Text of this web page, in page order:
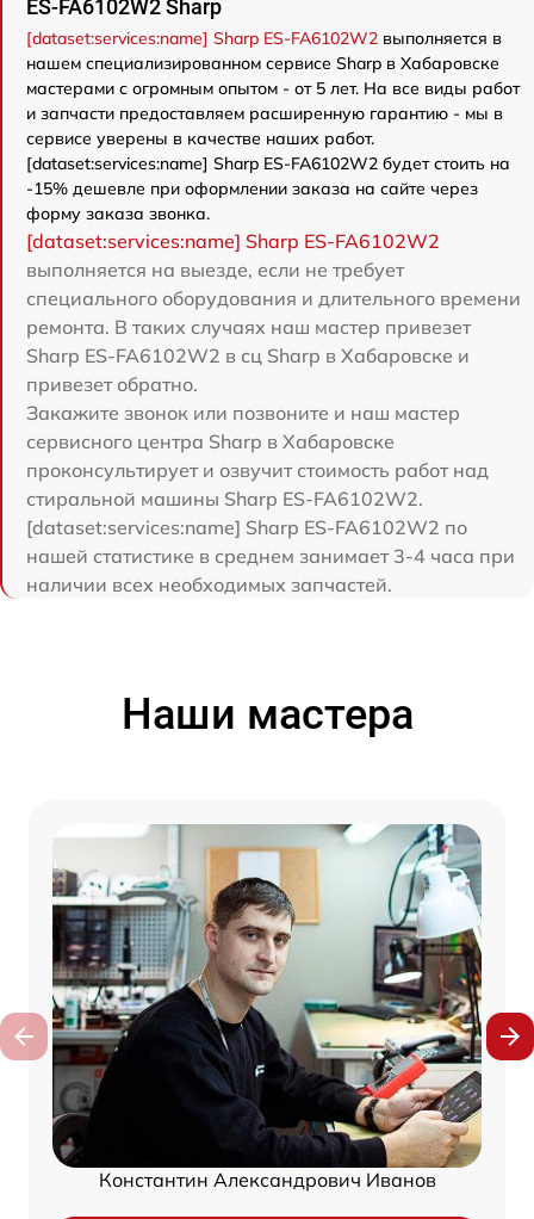
ES-FA6102W2 Sharp
[dataset:services:name] Sharp ES-FA6102W2 выполняется в
нашем специализированном сервисе Sharp в Хабаровске
мастерами с огромным опытом - от 5 лет. На все виды работ
и запчасти предоставляем расширенную гарантию - мы в
сервисе уверены в качестве наших работ.
[dataset:services:name] Sharp ES-FA6102W2 будет стоить на
-15% дешевле при оформлении заказа на сайте через
форму заказа звонка.
[dataset:services:name] Sharp ES-FA6102W2
выполняется на выезде, если не требует
специального оборудования и длительного времени
ремонта. В таких случаях наш мастер привезет
Sharp ES-FA6102W2 в сц Sharp в Хабаровске и
привезет обратно.
Закажите звонок или позвоните и наш мастер
сервисного центра Sharp в Хабаровске
проконсультирует и озвучит стоимость работ над
стиральной машины Sharp ES-FA6102W2.
[dataset:services:name] Sharp ES-FA6102W2 по
нашей статистике в среднем занимает 3-4 часа при
наличии всех необходимых запчастей.
Наши мастера
Константин Александрович Иванов